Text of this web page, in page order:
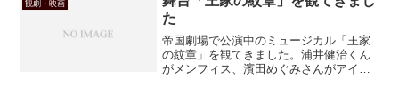
観劇・映画
た
帝国劇場で公演中のミュージカル「王家
の紋章」を観てきました。浦井健治くん
がメンフィス、濱田めぐみさんがアイシ